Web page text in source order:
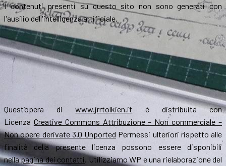
I contenuti presenti su questo sito non sono generati con
l'ausilio dell'intelligenza artificiale.
Quest’opera diwww.jrrtolkien.it è distribuita con
Licenza Creative Commons Attribuzione – Non commerciale –
Non opere derivate 3.0 Unported Permessi ulteriori rispetto alle
finalità della presente licenza possono essere disponibili
nellapagina dei contatti. Utilizziamo WP e una rielaborazione del